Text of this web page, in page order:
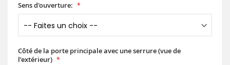
Sens d'ouverture:
Côté de la porte principale avec une serrure (vue de
l’extérieur)